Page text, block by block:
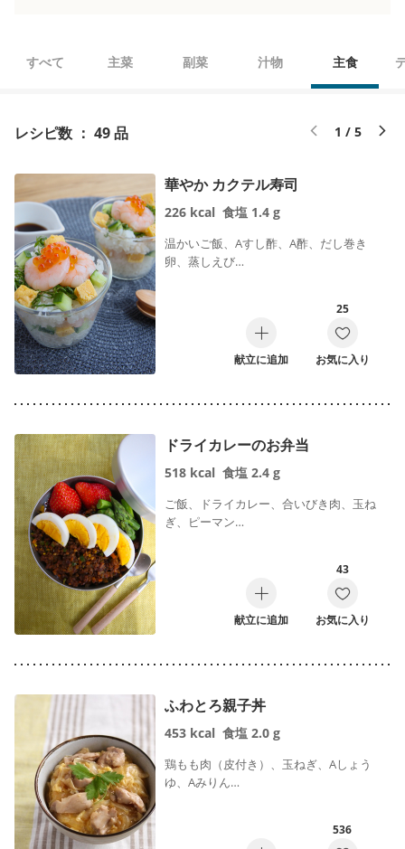
すべて 主菜 副菜 汁物 主食
レシピ数 ： 49 品 1 / 5
華やか カクテル寿司
226 kcal 食塩 1.4 g
温かいご飯、Aすし酢、A酢、だし巻き
卵、蒸しえび…
献立に追加
25
お気に入り
ドライカレーのお弁当
518 kcal 食塩 2.4 g
ご飯、ドライカレー、合いびき肉、玉ね
ぎ、ピーマン…
献立に追加
43
お気に入り
ふわとろ親子丼
453 kcal 食塩 2.0 g
鶏もも肉（皮付き）、玉ねぎ、Aしょう
ゆ、Aみりん…
536